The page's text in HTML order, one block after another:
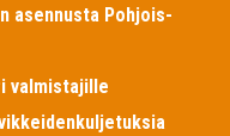
asennusta Pohjois-
valmistajille